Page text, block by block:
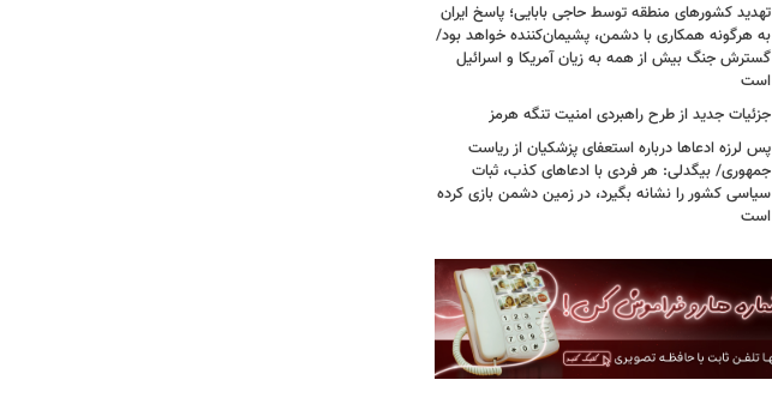
تهدید کشورهای منطقه توسط حاجی بابایی؛ پاسخ ایران
به هرگونه همکاری با دشمن، پشیمان‌کننده خواهد بود/
گسترش جنگ بیش از همه به زیان آمریکا و اسرائیل
است
جزئیات جدید از طرح راهبردی امنیت تنگه هرمز
پس لرزه ادعاها درباره استعفای پزشکیان از ریاست
جمهوری/ بیگدلی: هر فردی با ادعاهای کذب، ثبات
سیاسی کشور را نشانه بگیرد، در زمین دشمن بازی کرده
است